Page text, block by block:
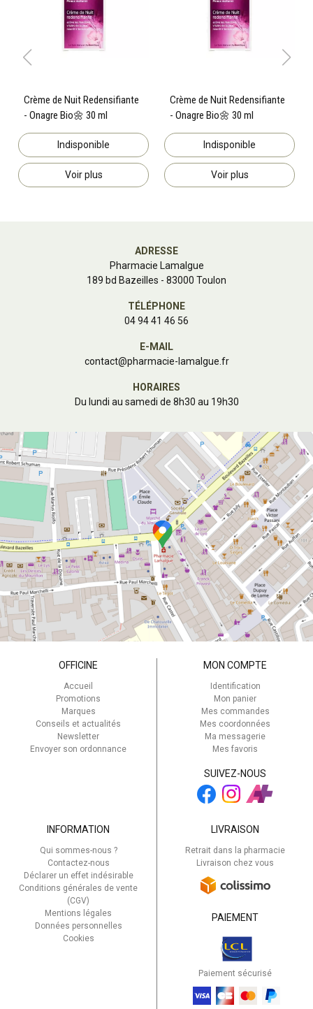
Crème de Nuit Redensifiante
- Onagre Bio🌼 30 ml
Indisponible
Voir plus
Crème de Nuit Redensifiante
- Onagre Bio🌼 30 ml
Indisponible
Voir plus
ADRESSE
Pharmacie Lamalgue
189 bd Bazeilles - 83000 Toulon
TÉLÉPHONE
04 94 41 46 56
E-MAIL
contact@pharmacie-lamalgue.fr
HORAIRES
Du lundi au samedi de 8h30 au 19h30
OFFICINE
Accueil
Promotions
Marques
Conseils et actualités
Newsletter
Envoyer son ordonnance
MON COMPTE
Identification
Mon panier
Mes commandes
Mes coordonnées
Ma messagerie
Mes favoris
SUIVEZ-NOUS
INFORMATION
Qui sommes-nous ?
Contactez-nous
Déclarer un effet indésirable
Conditions générales de vente
(CGV)
Mentions légales
Données personnelles
Cookies
LIVRAISON
Retrait dans la pharmacie
Livraison chez vous
PAIEMENT
Paiement sécurisé